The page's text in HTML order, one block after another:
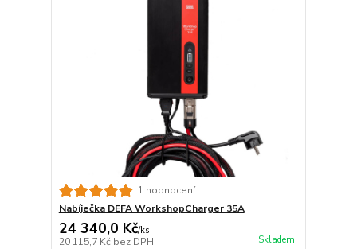
1 hodnocení
Nabíječka DEFA WorkshopCharger 35A
24 340,0 Kč/ks
20 115,7 Kč bez DPH Skladem